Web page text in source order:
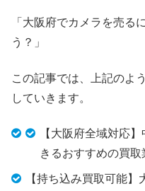
「大阪府でカメラを売る
う？」
この記事では、上記のよ
していきます。
【大阪府全域対応
きるおすすめの買取
【持ち込み買取可能